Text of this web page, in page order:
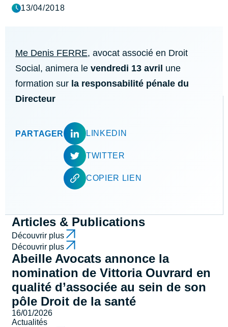
13/04/2018
Me Denis FERRE, avocat associé en Droit
Social, animera le vendredi 13 avril une
formation sur la responsabilité pénale du
Directeur
PARTAGER LINKEDIN
TWITTER
COPIER LIEN
Articles & Publications
Découvrir plus
Découvrir plus
Abeille Avocats annonce la
nomination de Vittoria Ouvrard en
qualité d’associée au sein de son
pôle Droit de la santé
16/01/2026
Actualités